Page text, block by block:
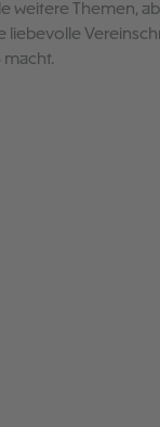
weitere Themen,
liebevolle
macht.